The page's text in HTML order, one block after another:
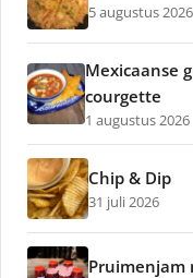
5 augustus 2026
Mexicaanse
courgette
1 augustus 2026
Chip & Dip
31 juli 2026
Pruimenjam